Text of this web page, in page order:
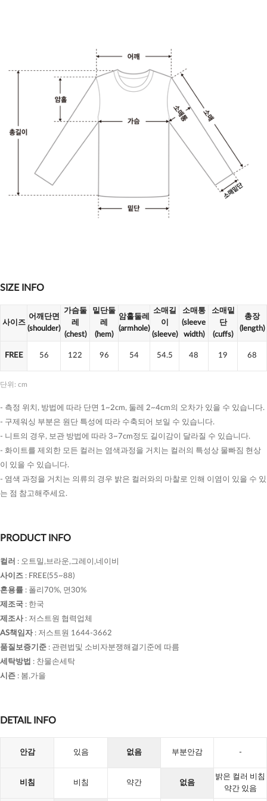
SIZE INFO
사이즈
어깨단면
(shoulder)
가슴둘
레
(chest)
밑단둘
레
(hem)
암홀둘레
(armhole)
소매길
이
(sleeve)
소매통
(sleeve
width)
소매밑
단
(cuffs)
총장
(length)
FREE 56 122 96 54 54.5 48 19 68
단위: cm
- 측정 위치, 방법에 따라 단면 1~2cm, 둘레 2~4cm의 오차가 있을 수 있습니다.
- 구제워싱 부분은 원단 특성에 따라 수축되어 보일 수 있습니다.
- 니트의 경우, 보관 방법에 따라 3~7cm정도 길이감이 달라질 수 있습니다.
- 화이트를 제외한 모든 컬러는 염색과정을 거치는 컬러의 특성상 물빠짐 현상
이 있을 수 있습니다.
- 염색 과정을 거치는 의류의 경우 밝은 컬러와의 마찰로 인해 이염이 있을 수 있
는 점 참고해주세요.
PRODUCT INFO
컬러 : 오트밀,브라운,그레이,네이비
사이즈 : FREE(55~88)
혼용률 : 폴리70%, 면30%
제조국 : 한국
제조사: 저스트원 협력업체
AS책임자: 저스트원 1644-3662
품질보증기준 : 관련법및 소비자분쟁해결기준에 따름
세탁방법 : 찬물손세탁
시즌 : 봄,가을
DETAIL INFO
안감 있음 없음 부분안감 -
비침 비침 약간 없음
밝은 컬러 비침
약간 있음